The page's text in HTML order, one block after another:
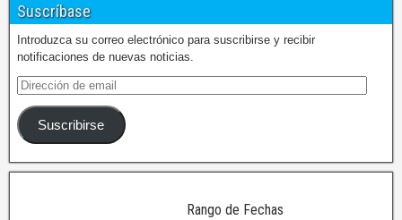
Suscríbase
Introduzca su correo electrónico para suscribirse y recibir
notificaciones de nuevas noticias.
Suscribirse
Rango de Fechas